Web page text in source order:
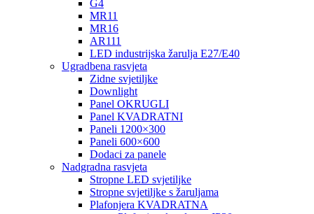
G4
MR11
MR16
AR111
LED industrijska žarulja E27/E40
Ugradbena rasvjeta
Zidne svjetiljke
Downlight
Panel OKRUGLI
Panel KVADRATNI
Paneli 1200×300
Paneli 600×600
Dodaci za panele
Nadgradna rasvjeta
Stropne LED svjetiljke
Stropne svjetiljke s žaruljama
Plafonjera KVADRATNA